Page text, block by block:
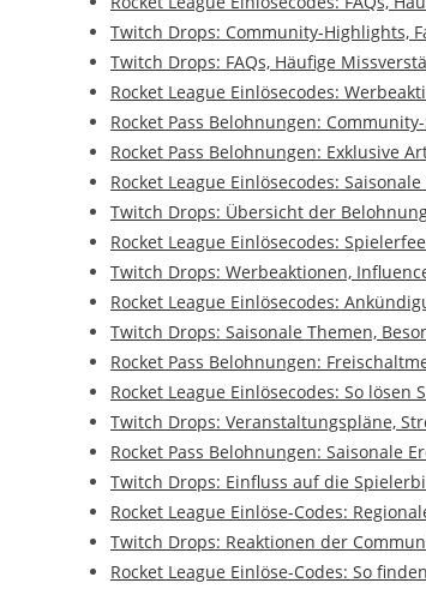
Twitch Drops: Community-Highlights,
Twitch Drops: FAQs, Häufige
Rocket League Einlösecodes:
Rocket Pass Belohnungen:
Rocket Pass Belohnungen: Exklusive
Rocket League Einlösecodes:
Twitch Drops: Übersicht der
Rocket League Einlösecodes:
Twitch Drops: Werbeaktionen,
Rocket League Einlösecodes:
Twitch Drops: Saisonale Themen,
Rocket Pass Belohnungen:
Rocket League Einlösecodes: So
Twitch Drops: Veranstaltungspläne,
Rocket Pass Belohnungen: Saisonale
Twitch Drops: Einfluss auf die
Rocket League Einlöse-Codes:
Twitch Drops: Reaktionen der
Rocket League Einlöse-Codes: So